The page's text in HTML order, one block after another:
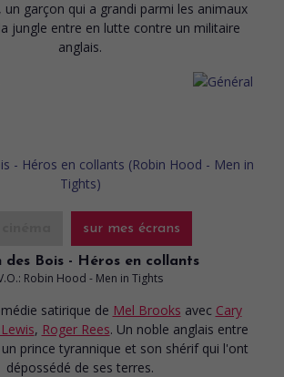
un garçon qui a grandi parmi les animaux
jungle entre en lutte contre un militaire
anglais.
sur mes écrans
des Bois - Héros en collants
Robin Hood - Men in Tights
satirique de Mel Brooks avec Cary
, Roger Rees. Un noble anglais entre
prince tyrannique et son shérif qui l'ont
dépossédé de ses terres.